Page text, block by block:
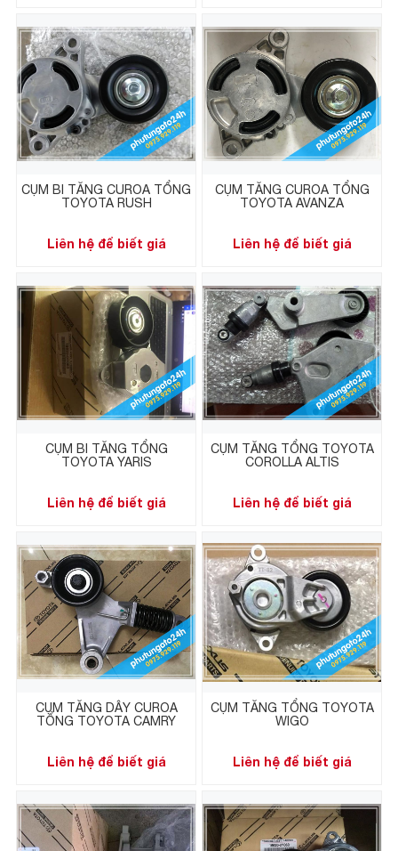
CỤM BI TĂNG CUROA TỔNG
TOYOTA RUSH
Liên hệ để biết giá
CỤM TĂNG CUROA TỔNG
TOYOTA AVANZA
Liên hệ để biết giá
CỤM BI TĂNG TỔNG
TOYOTA YARIS
Liên hệ để biết giá
CỤM TĂNG TỔNG TOYOTA
COROLLA ALTIS
Liên hệ để biết giá
CỤM TĂNG DÂY CUROA
TỔNG TOYOTA CAMRY
Liên hệ để biết giá
CỤM TĂNG TỔNG TOYOTA
WIGO
Liên hệ để biết giá